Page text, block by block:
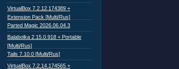
VirtualBox 7.2.12.174389 +
Extension Pack [Multi/Rus]
Parted Magic 2026.06.04.3
Balabolka 2.15.0.918 + Portable
[Multi/Rus]
Tails 7.10.0 [Multi/Rus]
VirtualBox 7.2.14.174565 +